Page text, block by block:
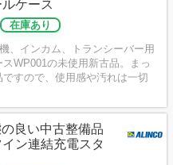
ケース
在庫あり
、インカム、トランシーバー用
WP001の未使用新古品。まっ
すので、使用感や汚れは一切
良い中古整備品
ン連結充電スタ